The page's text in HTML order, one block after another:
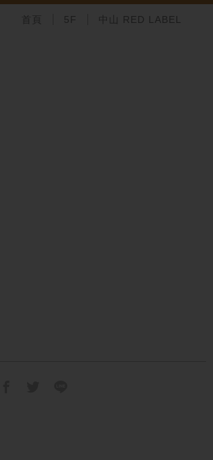
首頁 5F 中山 RED LABEL